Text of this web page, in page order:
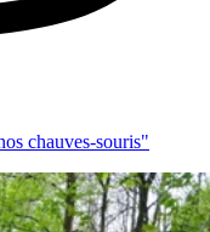
chauves-souris"